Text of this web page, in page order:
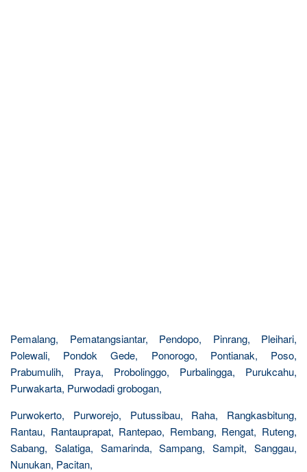
Pemalang, Pematangsiantar, Pendopo, Pinrang, Pleihari,
Polewali, Pondok Gede, Ponorogo, Pontianak, Poso,
Prabumulih, Praya, Probolinggo, Purbalingga, Purukcahu,
Purwakarta, Purwodadi grobogan,
Purwokerto, Purworejo, Putussibau, Raha, Rangkasbitung,
Rantau, Rantauprapat, Rantepao, Rembang, Rengat, Ruteng,
Sabang, Salatiga, Samarinda, Sampang, Sampit, Sanggau,
Nunukan, Pacitan,